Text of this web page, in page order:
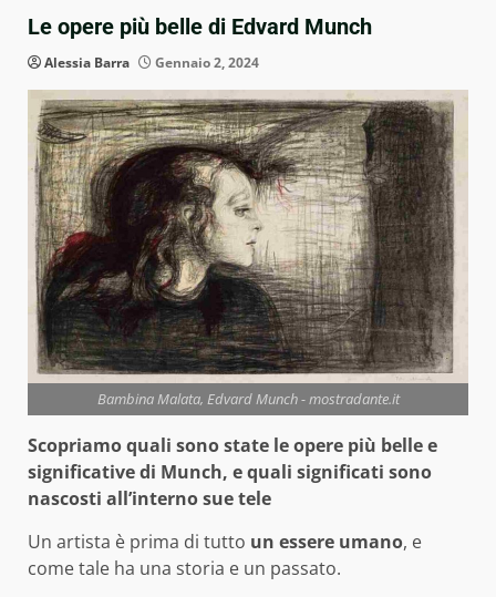
Le opere più belle di Edvard Munch
Alessia Barra Gennaio 2, 2024
Bambina Malata, Edvard Munch - mostradante.it
Scopriamo quali sono state le opere più belle e
significative di Munch, e quali significati sono
nascosti all’interno sue tele
Un artista è prima di tutto un essere umano, e
come tale ha una storia e un passato.